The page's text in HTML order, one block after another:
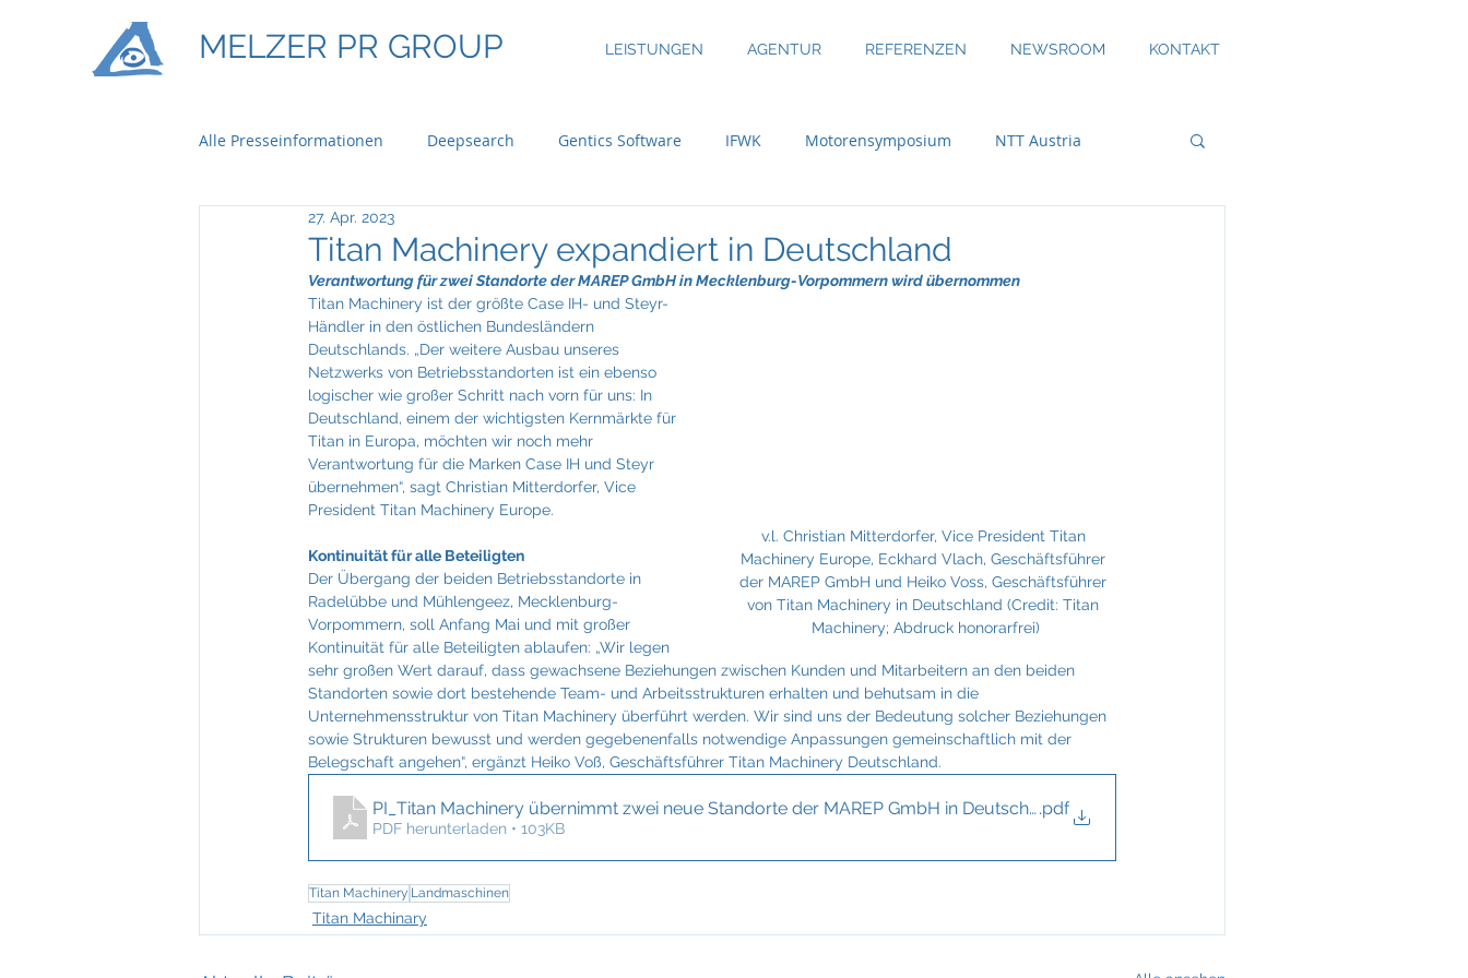
MELZER PR GROUP LEISTUNGEN AGENTUR REFERENZEN NEWSROOM KONTAKT
Alle Presseinformationen Deepsearch Gentics Software IFWK Motorensymposium NTT Austria
Ontime Logistics
Bau & Boden Immobilien Bauer Group Bossard
Braun Lockenhaus Capgemini CBRE Global Investors
Feuerkultur Wieser FIABCI Fraunhofer
NTT Data
Titan Machinery expandiert in Deutschland
27. Apr. 2023
Verantwortung für zwei Standorte der MAREP GmbH in Mecklenburg-Vorpommern wird übernommen
v.l. Christian Mitterdorfer, Vice President Titan
Machinery Europe, Eckhard Vlach, Geschäftsführer
der MAREP GmbH und Heiko Voss, Geschäftsführer
von Titan Machinery in Deutschland (Credit: Titan
Machinery; Abdruck honorarfrei)
Titan Machinery ist der größte Case IH- und Steyr-
Händler in den östlichen Bundesländern
Deutschlands. „Der weitere Ausbau unseres
Netzwerks von Betriebsstandorten ist ein ebenso
logischer wie großer Schritt nach vorn für uns: In
Deutschland, einem der wichtigsten Kernmärkte für
Titan in Europa, möchten wir noch mehr
Verantwortung für die Marken Case IH und Steyr
übernehmen“, sagt Christian Mitterdorfer, Vice
President Titan Machinery Europe.
Kontinuität für alle Beteiligten
Der Übergang der beiden Betriebsstandorte in
Radelübbe und Mühlengeez, Mecklenburg-
Vorpommern, soll Anfang Mai und mit großer
Kontinuität für alle Beteiligten ablaufen: „Wir legen
sehr großen Wert darauf, dass gewachsene Beziehungen zwischen Kunden und Mitarbeitern an den beiden
Standorten sowie dort bestehende Team- und Arbeitsstrukturen erhalten und behutsam in die
Unternehmensstruktur von Titan Machinery überführt werden. Wir sind uns der Bedeutung solcher Beziehungen
sowie Strukturen bewusst und werden gegebenenfalls notwendige Anpassungen gemeinschaftlich mit der
Belegschaft angehen“, ergänzt Heiko Voß, Geschäftsführer Titan Machinery Deutschland.
PI_Titan Machinery übernimmt zwei neue Standorte der MAREP GmbH in Deutschland
.pdf
PDF herunterladen • 103KB
Titan Machinery Landmaschinen
Titan Machinary